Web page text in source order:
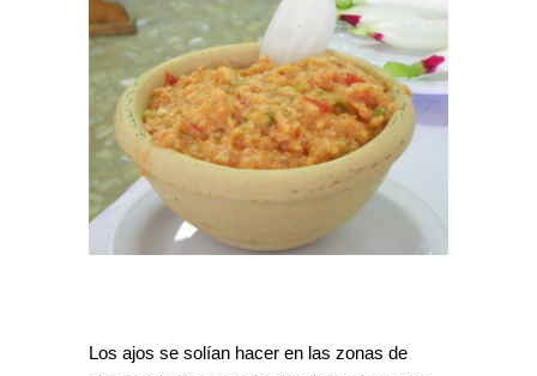
Los ajos se solían hacer en las zonas de